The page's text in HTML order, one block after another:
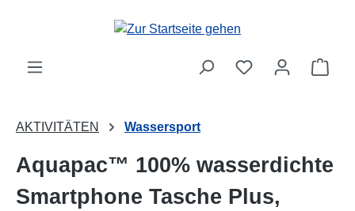
Zum Hauptinhalt springen
AKTIVITÄTEN Wassersport
Aquapac™ 100% wasserdichte
Smartphone Tasche Plus,